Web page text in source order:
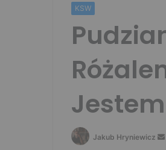
KSW
Jakub Hryniewicz